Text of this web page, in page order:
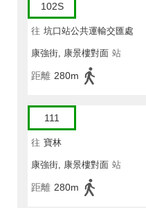
102S
往 坑口站公共運輸交匯處
康強街, 康景樓對面 站
距離 280m
111
往 寶林
康強街, 康景樓對面 站
距離 280m